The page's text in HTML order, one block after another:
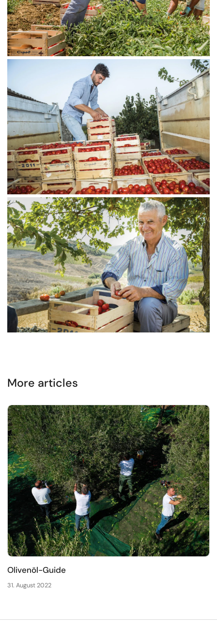
More articles
Olivenöl-Guide
31. August 2022